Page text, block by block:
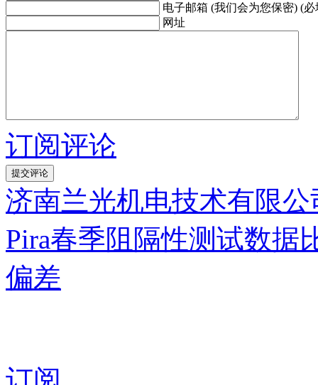
电子邮箱 (我们会为您保密) (必
网址
订阅评论
济南兰光机电技术有限
Pira春季阻隔性测试数据
偏差